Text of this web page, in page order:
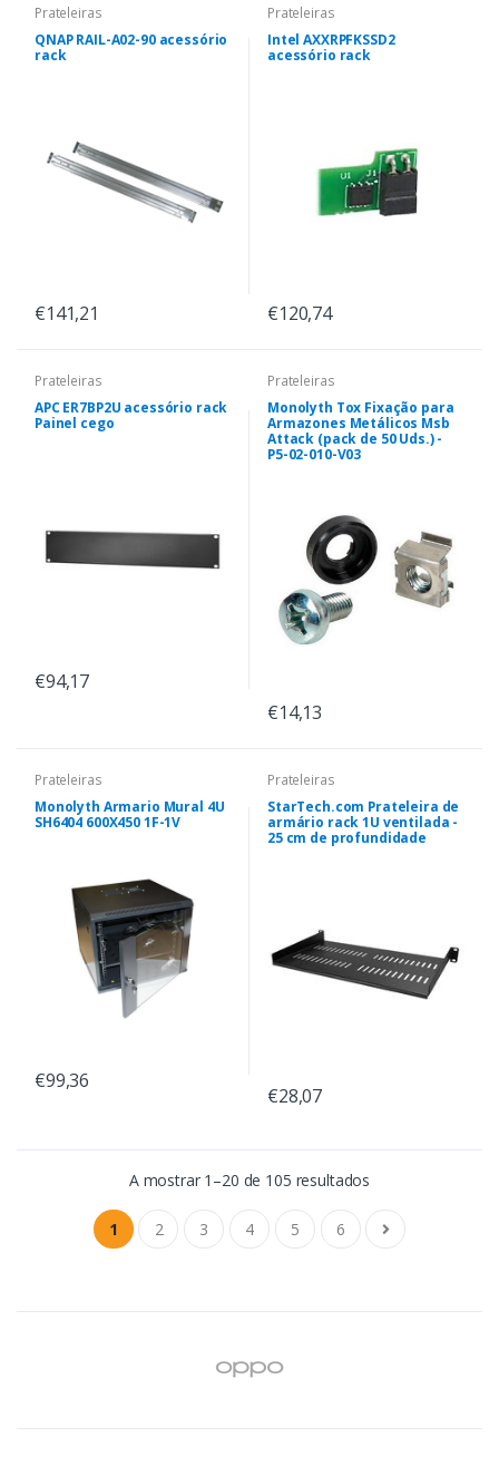
Prateleiras
QNAP RAIL-A02-90 acessório
rack
€141,21
Prateleiras
Intel AXXRPFKSSD2
acessório rack
€120,74
Prateleiras
APC ER7BP2U acessório rack
Painel cego
€94,17
Prateleiras
Monolyth Tox Fixação para
Armazones Metálicos Msb
Attack (pack de 50 Uds.) -
P5-02-010-V03
€14,13
Prateleiras
Monolyth Armario Mural 4U
SH6404 600X450 1F-1V
€99,36
Prateleiras
StarTech.com Prateleira de
armário rack 1U ventilada -
25 cm de profundidade
€28,07
A mostrar 1–20 de 105 resultados
1 2 3 4 5 6